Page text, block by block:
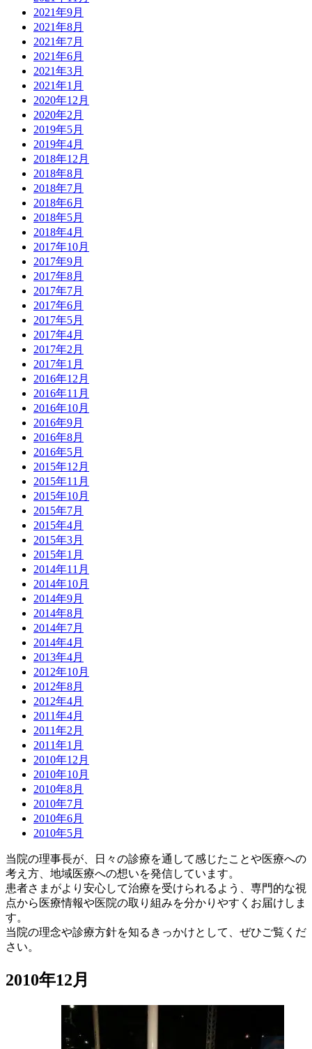
2021年9月
2021年8月
2021年7月
2021年6月
2021年3月
2021年1月
2020年12月
2020年2月
2019年5月
2019年4月
2018年12月
2018年8月
2018年7月
2018年6月
2018年5月
2018年4月
2017年10月
2017年9月
2017年8月
2017年7月
2017年6月
2017年5月
2017年4月
2017年2月
2017年1月
2016年12月
2016年11月
2016年10月
2016年9月
2016年8月
2016年5月
2015年12月
2015年11月
2015年10月
2015年7月
2015年4月
2015年3月
2015年1月
2014年11月
2014年10月
2014年9月
2014年8月
2014年7月
2014年4月
2013年4月
2012年10月
2012年8月
2012年4月
2011年4月
2011年2月
2011年1月
2010年12月
2010年10月
2010年8月
2010年7月
2010年6月
2010年5月
当院の理事長が、日々の診療を通して感じたことや医療への
考え方、地域医療への想いを発信しています。
患者さまがより安心して治療を受けられるよう、専門的な視
点から医療情報や医院の取り組みを分かりやすくお届けしま
す。
当院の理念や診療方針を知るきっかけとして、ぜひご覧くだ
さい。
2010年12月